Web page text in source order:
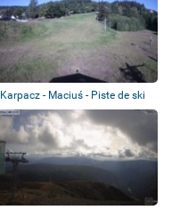
Karpacz - Maciuś - Piste de ski